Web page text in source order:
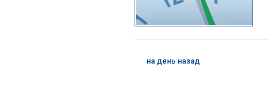
на день назад